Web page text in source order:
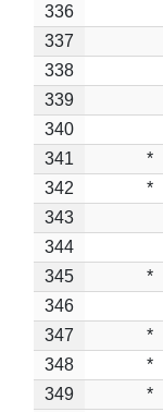
336
337
338
339
340
341
*
342
*
343
344
345
*
346
347
*
348
*
349
*